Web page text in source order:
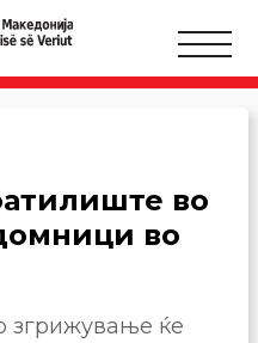
во
во
згрижување ќе